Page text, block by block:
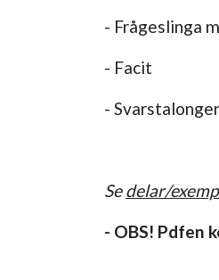
- Frågeslinga
- Facit
- Svarstalonger
Sedelar/
- OBS! Pdfen